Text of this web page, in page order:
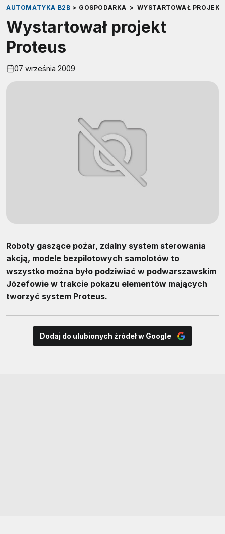
AUTOMATYKA B2B > GOSPODARKA > WYSTARTOWAŁ
Wystartował projekt
Proteus
07 września 2009
Roboty gaszące pożar, zdalny system sterowania
akcją, modele bezpilotowych samolotów to
wszystko można było podziwiać w podwarszawskim
Józefowie w trakcie pokazu elementów mających
tworzyć system Proteus.
Dodaj do ulubionych źródeł w Google